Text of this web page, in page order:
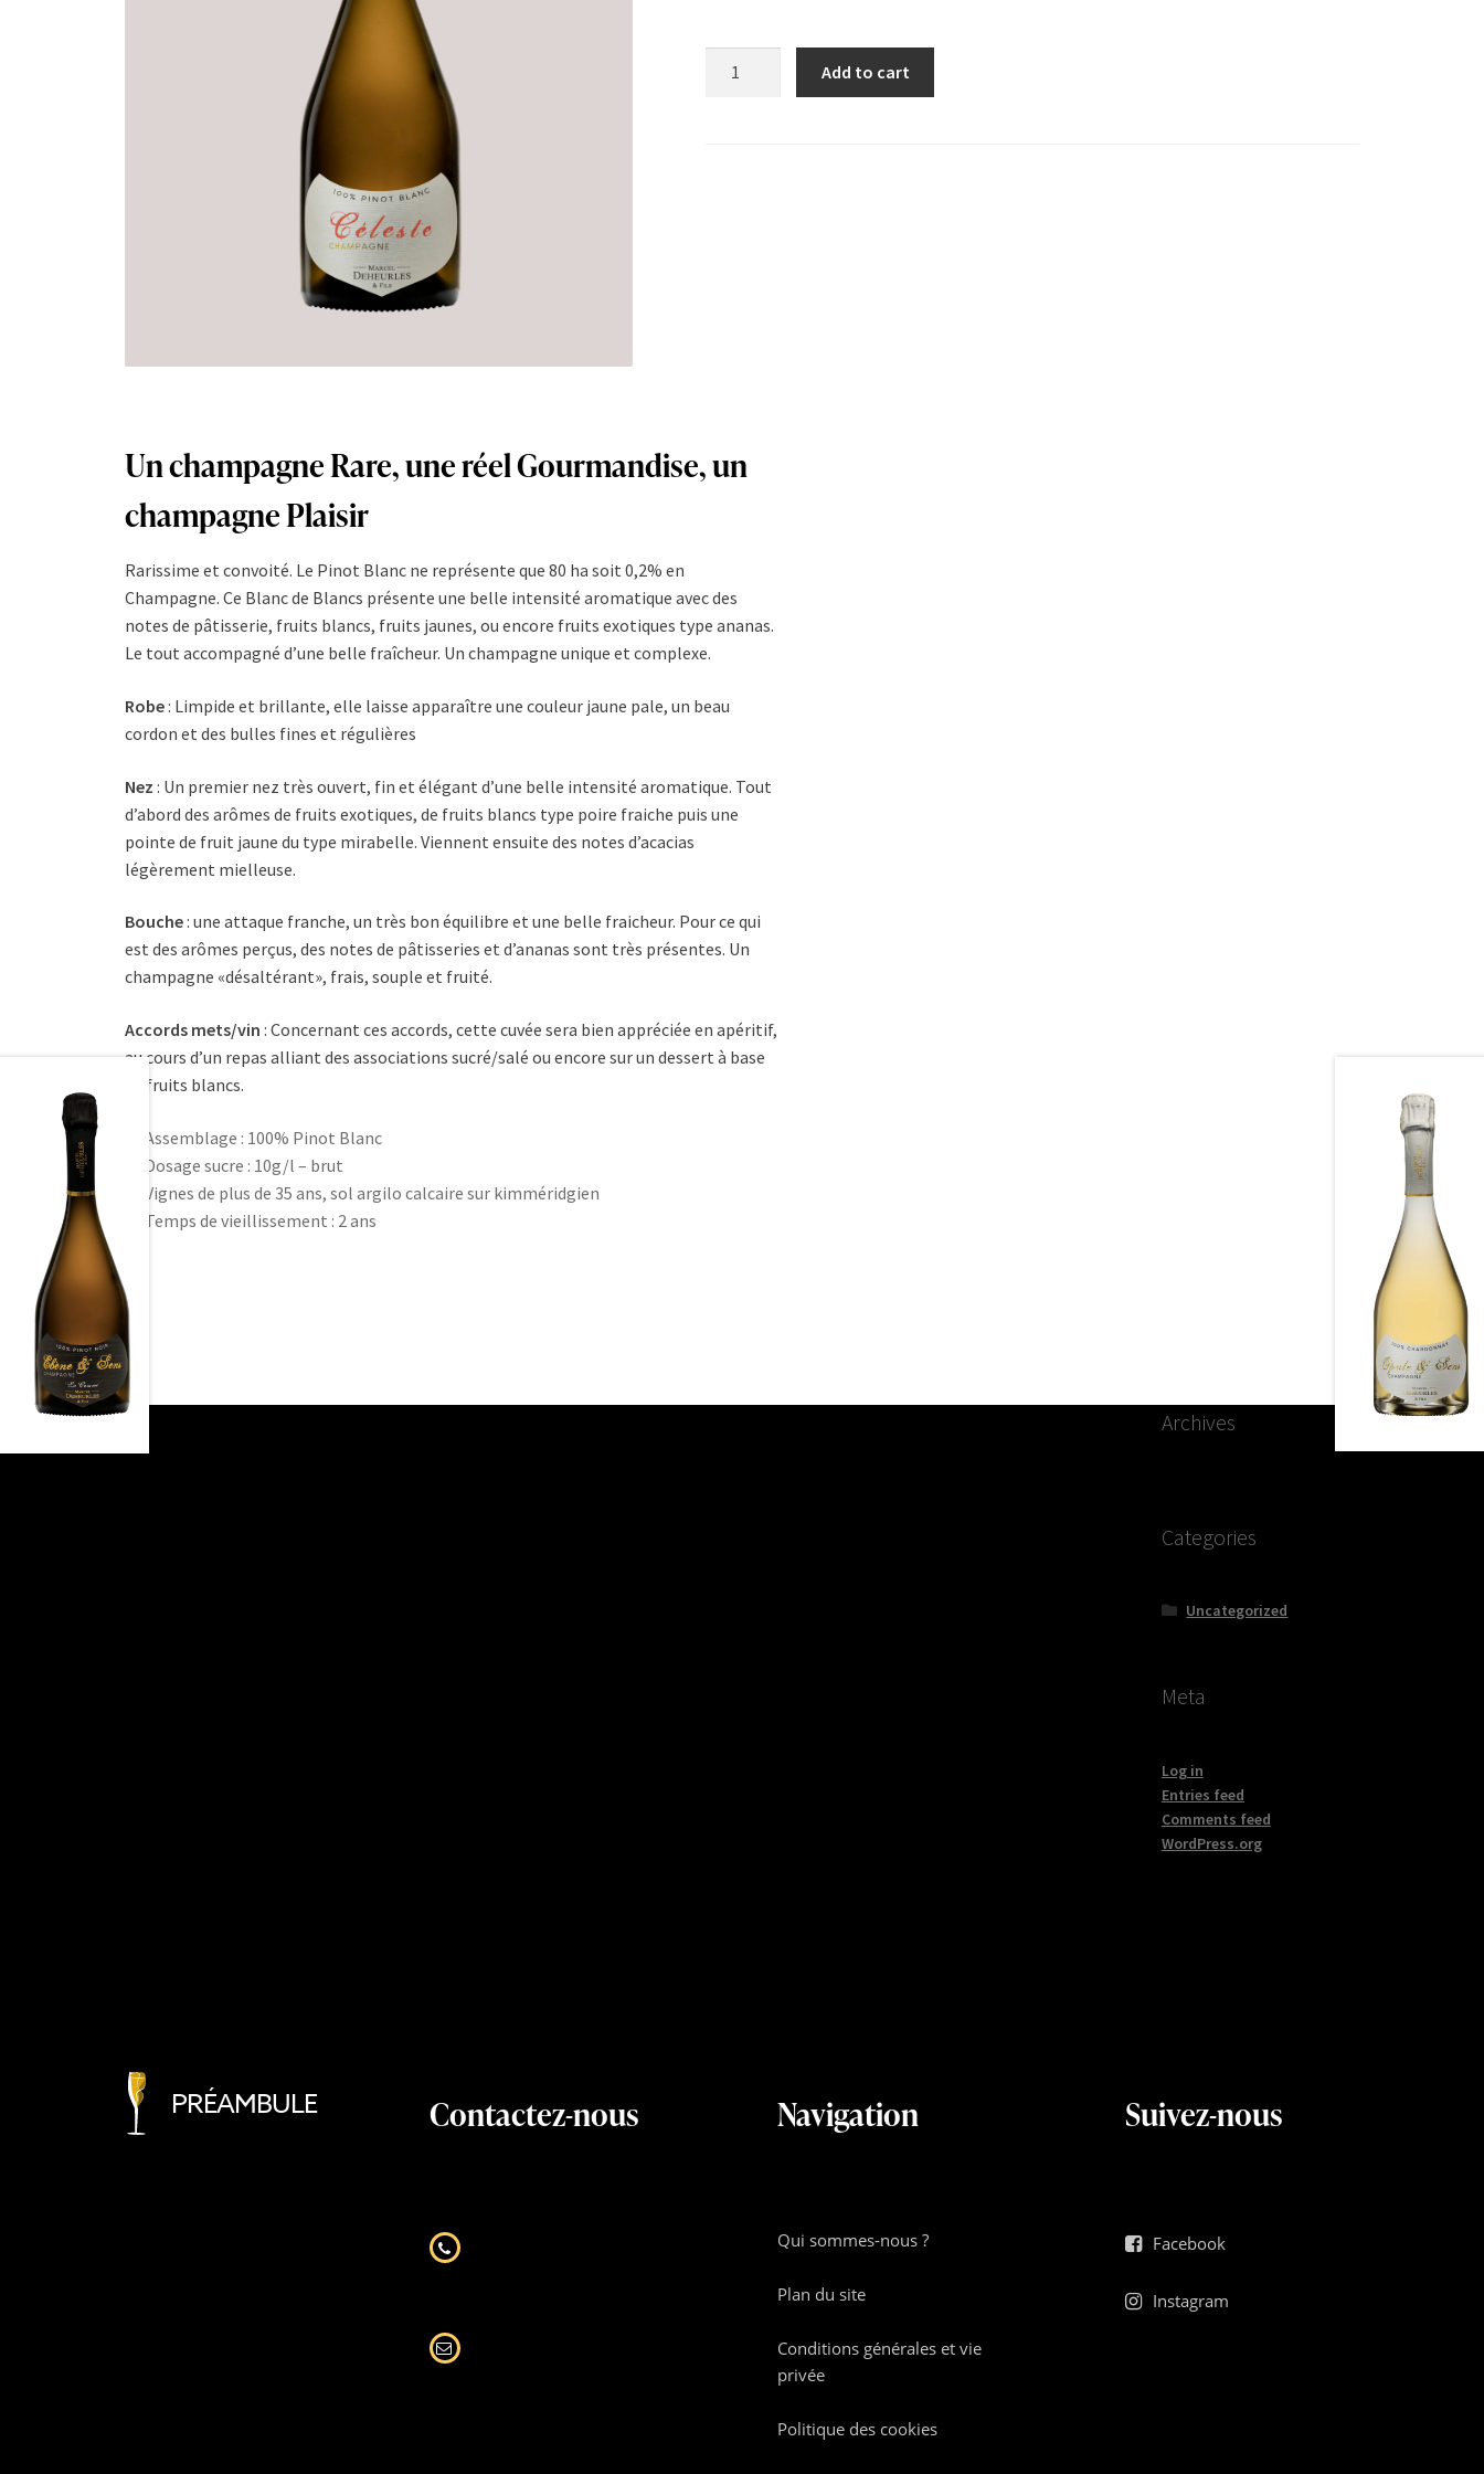
Add to cart
Un champagne Rare, une réel Gourmandise, un
champagne Plaisir
Rarissime et convoité. Le Pinot Blanc ne représente que 80 ha soit 0,2% en
Champagne. Ce Blanc de Blancs présente une belle intensité aromatique avec des
notes de pâtisserie, fruits blancs, fruits jaunes, ou encore fruits exotiques type ananas.
Le tout accompagné d’une belle fraîcheur. Un champagne unique et complexe.
Robe: Limpide et brillante, elle laisse apparaître une couleur jaune pale, un beau
cordon et des bulles fines et régulières
Nez : Un premier nez très ouvert, fin et élégant d’une belle intensité aromatique. Tout
d’abord des arômes de fruits exotiques, de fruits blancs type poire fraiche puis une
pointe de fruit jaune du type mirabelle. Viennent ensuite des notes d’acacias
légèrement mielleuse.
Bouche: une attaque franche, un très bon équilibre et une belle fraicheur. Pour ce qui
est des arômes perçus, des notes de pâtisseries et d’ananas sont très présentes. Un
champagne «désaltérant», frais, souple et fruité.
Accords mets/vin : Concernant ces accords, cette cuvée sera bien appréciée en apéritif,
au cours d’un repas alliant des associations sucré/salé ou encore sur un dessert à base
de fruits blancs.
Assemblage : 100% Pinot Blanc
Dosage sucre : 10g/l – brut
Vignes de plus de 35 ans, sol argilo calcaire sur kimméridgien
Temps de vieillissement : 2 ans
Archives
Categories
Uncategorized
Meta
Log in
Entries feed
Comments feed
WordPress.org
PRÉAMBULE Contactez-nous Navigation
Qui sommes-nous ?
Plan du site
Conditions générales et vie
privée
Politique des cookies
Suivez-nous
Facebook
Instagram